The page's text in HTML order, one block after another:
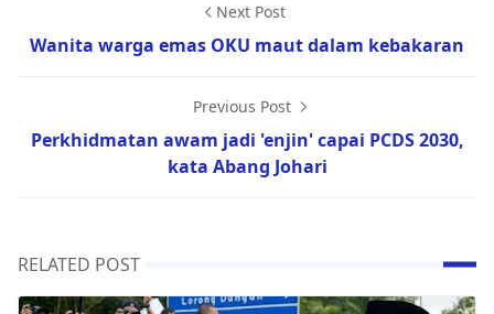
Next Post
Wanita warga emas OKU maut dalam kebakaran
Previous Post
Perkhidmatan awam jadi 'enjin' capai PCDS 2030,
kata Abang Johari
RELATED POST